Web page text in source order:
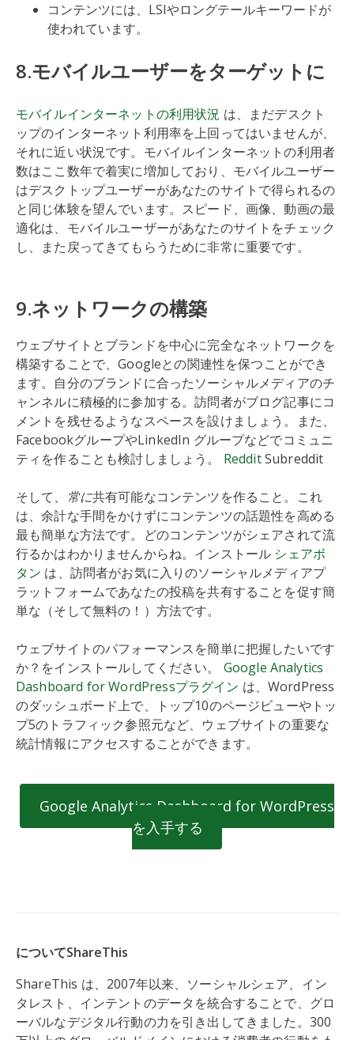
コンテンツには、LSIやロングテールキーワードが
使われています。
8.モバイルユーザーをターゲットに
モバイルインターネットの利用状況 は、まだデスクト
ップのインターネット利用率を上回ってはいませんが、
それに近い状況です。モバイルインターネットの利用者
数はここ数年で着実に増加しており、モバイルユーザー
はデスクトップユーザーがあなたのサイトで得られるの
と同じ体験を望んでいます。スピード、画像、動画の最
適化は、モバイルユーザーがあなたのサイトをチェック
し、また戻ってきてもらうために非常に重要です。
9.ネットワークの構築
ウェブサイトとブランドを中心に完全なネットワークを
構築することで、Googleとの関連性を保つことができ
ます。自分のブランドに合ったソーシャルメディアのチ
ャンネルに積極的に参加する。訪問者がブログ記事にコ
メントを残せるようなスペースを設けましょう。また、
FacebookグループやLinkedIn グループなどでコミュニ
ティを作ることも検討しましょう。 RedditSubreddit
そして、 常に共有可能なコンテンツを作ること。これ
は、余計な手間をかけずにコンテンツの話題性を高める
最も簡単な方法です。どのコンテンツがシェアされて流
行るかはわかりませんからね。インストール シェアボ
タン は、訪問者がお気に入りのソーシャルメディアプ
ラットフォームであなたの投稿を共有することを促す簡
単な（そして無料の！）方法です。
ウェブサイトのパフォーマンスを簡単に把握したいです
か？をインストールしてください。 Google Analytics
Dashboard for WordPressプラグイン は、WordPress
のダッシュボード上で、トップ10のページビューやトッ
プ5のトラフィック参照元など、ウェブサイトの重要な
統計情報にアクセスすることができます。
Google Analytics Dashboard for WordPress
を入手する
についてShareThis
ShareThis は、2007年以来、ソーシャルシェア、イン
タレスト、インテントのデータを統合することで、グロ
ーバルなデジタル行動の力を引き出してきました。300